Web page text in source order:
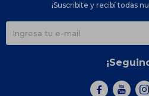
¡Suscribite y recibí todas
  